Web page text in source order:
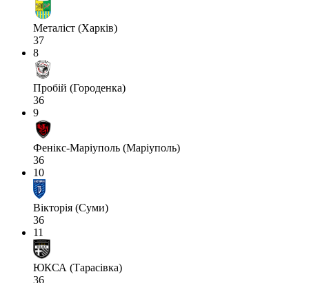
Металіст (Харків)
37
8
Пробій (Городенка)
36
9
Фенікс-Маріуполь (Маріуполь)
36
10
Вікторія (Суми)
36
11
ЮКСА (Тарасівка)
36